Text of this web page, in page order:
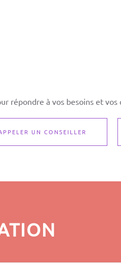
répondre à vos besoins et
UN CONSEILLER